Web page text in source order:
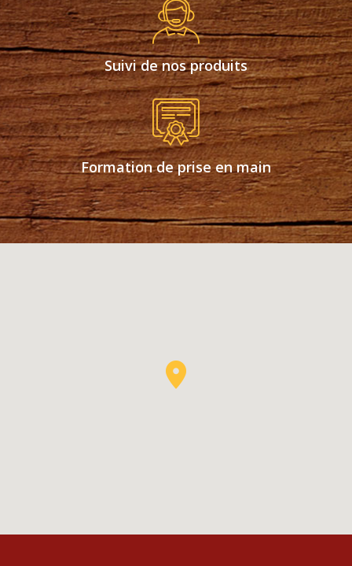
Suivi de nos produits
Formation de prise en main